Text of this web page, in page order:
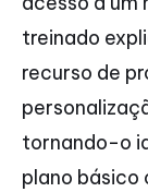
treinado
recurso de
tornando-o
plano básico